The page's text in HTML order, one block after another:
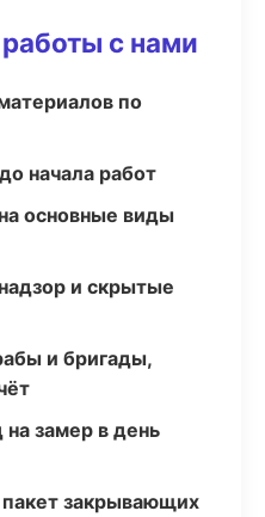
с нами
по
начала работ
основные виды
и скрытые
и бригады,
замер в день
закрывающих